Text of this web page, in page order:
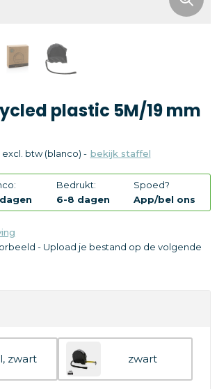
plastic 5M/19 mm
excl. btw (blanco) - bekijk staffel
Bedrukt:
6-8 dagen
Spoed?
App/bel ons
- Upload je bestand op de volgende
zwart zwart